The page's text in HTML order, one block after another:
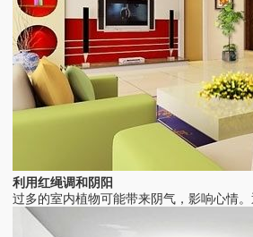
利用红绳调和阴阳
过多的室内植物可能带来阴气，影响心情